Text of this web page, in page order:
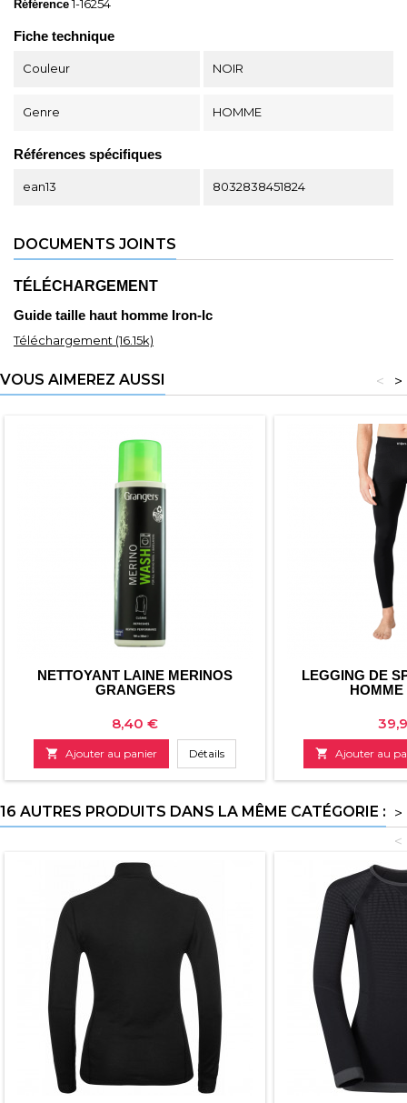
Référence 1-16254
Fiche technique
Couleur NOIR
Genre HOMME
Références spécifiques
ean13 8032838451824
DOCUMENTS JOINTS
TÉLÉCHARGEMENT
Guide taille haut homme Iron-Ic
Téléchargement (16.15k)
VOUS AIMEREZ AUSSI >
<
NETTOYANT LAINE MERINOS
GRANGERS
Prix
8,40 €
 Ajouter au panier Détails
LEGGING DE
HOMME
Prix
 Ajouter au
16 AUTRES PRODUITS DANS LA MÊME CATÉGORIE : >
<